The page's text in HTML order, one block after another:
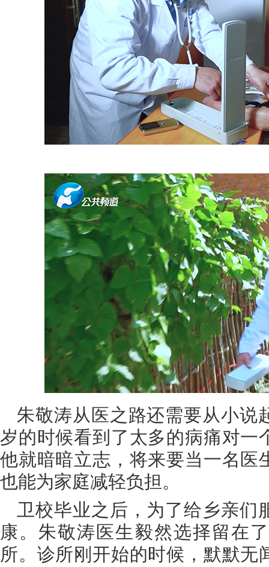
朱敬涛从医之路还需要从小说
岁的时候看到了太多的病痛对一
他就暗暗立志，将来要当一名医
也能为家庭减轻负担。
卫校毕业之后，为了给乡亲们
康。朱敬涛医生毅然选择留在
所。诊所刚开始的时候，默默无